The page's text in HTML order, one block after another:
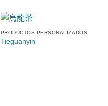
PRODUCTOS PERSONALIZADOS
Tieguanyin